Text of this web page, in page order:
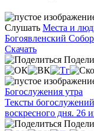
Слушать Места и
Богоявленский
Скачать
Богослужения утра
Тексты
воскресного дня. 26